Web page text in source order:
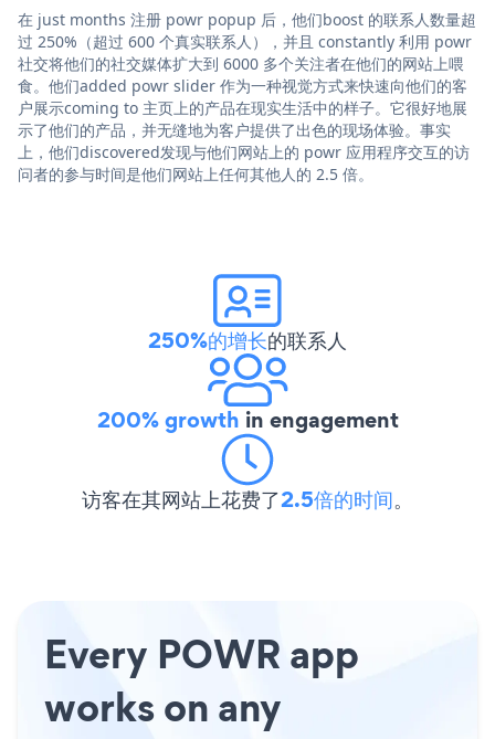
在 just months 注册 powr popup 后，他们boost 的联系人数量超
过 250%（超过 600 个真实联系人），并且 constantly 利用 powr
社交将他们的社交媒体扩大到 6000 多个关注者在他们的网站上喂
食。他们added powr slider 作为一种视觉方式来快速向他们的客
户展示coming to 主页上的产品在现实生活中的样子。它很好地展
示了他们的产品，并无缝地为客户提供了出色的现场体验。事实
上，他们discovered发现与他们网站上的 powr 应用程序交互的访
问者的参与时间是他们网站上任何其他人的 2.5 倍。
250%的增长的联系人
200% growth in engagement
访客在其网站上花费了2.5倍的时间。
Every POWR app
works on any